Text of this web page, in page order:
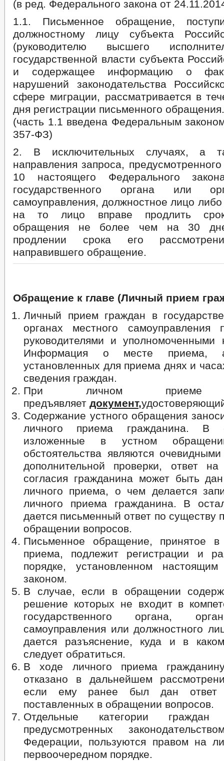
(в ред. Федерального закона от
1.1. Письменное обращение,
должностному лицу субъекта
(руководителю высшего
государственной власти субъекта
и содержащее информацию о
нарушений законодательства
сфере миграции, рассматривается в
дня регистрации письменного обращения.
(часть 1.1 введена Федеральным
357-ФЗ)
2. В исключительных случаях, а
направления запроса,
10 настоящего Федерального
государственного органа или
самоуправления, должностное лицо
на то лицо вправе продлить срок
обращения не более чем на 30
продлении срока его
направившего обращение.
Обращение к главе (Личный прием
Личный прием граждан в
органах местного самоуправления
руководителями и
Информация о месте
установленных для приема днях и
сведения граждан.
При личном приеме
предъявляет документ,
Содержание устного обращения
личного приема гражданина. В
изложенные в устном
обстоятельства являются
дополнительной проверки, ответ
согласия гражданина может быть
личного приема, о чем делается
личного приема гражданина. В
дается письменный ответ по существу
обращении вопросов.
Письменное обращение, принятое в
приема, подлежит регистрации и
порядке, установленном
законом.
В случае, если в обращении
решение которых не входит в
государственного органа,
самоуправления или должностного
дается разъяснение, куда и в
следует обратиться.
В ходе личного приема
отказано в дальнейшем
если ему ранее был дан ответ
поставленных в обращении вопросов.
Отдельные категории
предусмотренных
Федерации, пользуются правом на
первоочередном порядке.